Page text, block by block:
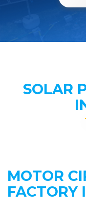
SOLAR
MOTOR
FACTORY